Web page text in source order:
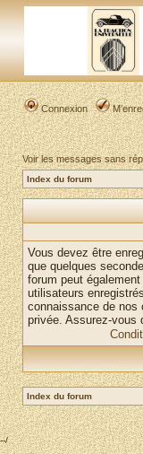
Connexion
Voir les messages sans
Index du forum
Vous devez être
que quelques
forum peut
utilisateurs
connaissance de nos
privée. Assurez-vous
Index du forum
--/